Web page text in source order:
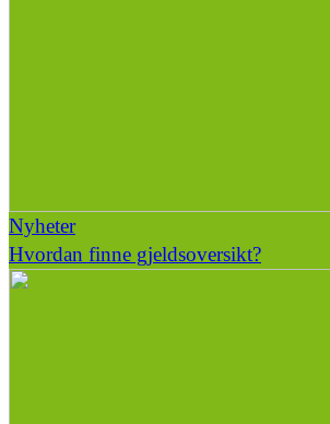
Nyheter
Hvordan finne gjeldsoversikt?